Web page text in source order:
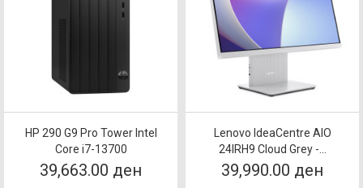
HP 290 G9 Pro Tower Intel
Core i7-13700
39,663.00 ден
Lenovo IdeaCentre AIO
24IRH9 Cloud Grey -...
39,990.00 ден